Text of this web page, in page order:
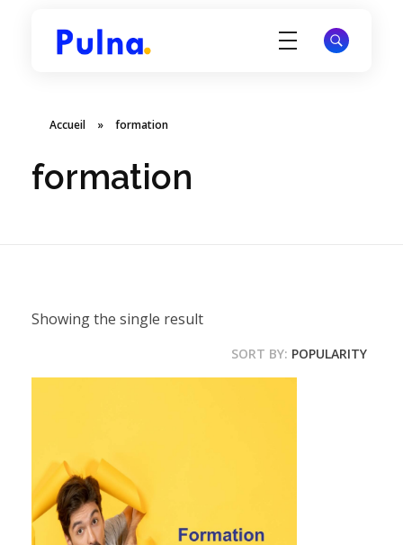
Accueil » formation
formation
Showing the single result
SORT BY: POPULARITY